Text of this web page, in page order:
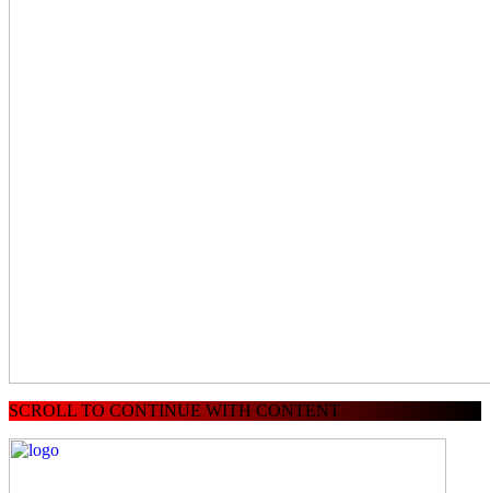
SCROLL TO CONTINUE WITH CONTENT